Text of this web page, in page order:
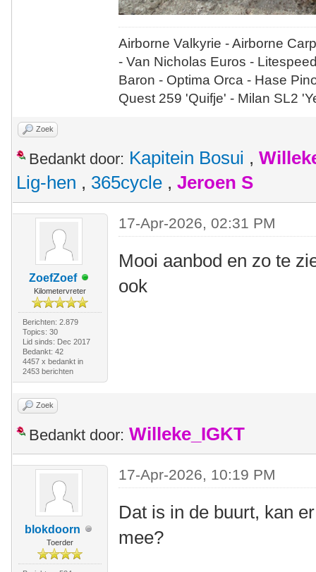
Airborne Valkyrie - Airborne
- Van Nicholas Euros -
Baron - Optima Orca - Hase
Quest 259 'Quifje' - Milan SL2
Zoek
Bedankt door: Kapitein Bosui ,
Lig-hen , 365cycle , Jeroen S
ZoefZoef
Kilometervreter
Berichten: 2.879
Topics: 30
Lid sinds: Dec 2017
Bedankt: 42
4457 x bedankt in
2453 berichten
17-Apr-2026, 02:31 PM
Mooi aanbod en zo te
ook
Zoek
Bedankt door: Willeke_IGKT
blokdoorn
Toerder
17-Apr-2026, 10:19 PM
Dat is in de buurt, kan
mee?